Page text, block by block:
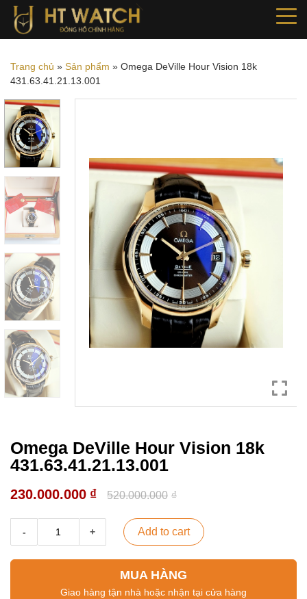
Trang chủ » Sản phẩm » Omega DeVille Hour Vision 18k
431.63.41.21.13.001
Omega DeVille Hour Vision 18k
431.63.41.21.13.001
230.000.000 ₫ 520.000.000 ₫
Add to cart
MUA HÀNG
Giao hàng tận nhà hoặc nhận tại cửa hàng